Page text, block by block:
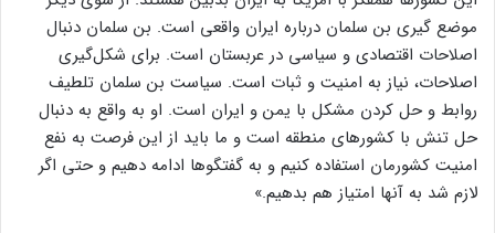
موضع گیری بن سلمان درباره ایران واقعی است. بن سلمان دنبال
اصلاحات اقتصادی و سیاسی در عربستان است. برای شکل‌گیری
اصلاحات، نیاز به امنیت و ثبات است. سیاست بن سلمان تلطیف
روابط و حل کردن مشکل با یمن و ایران است. او به واقع به دنبال
حل تنش با کشورهای منطقه است و ما باید از این فرصت به نفع
امنیت کشورمان استفاده کنیم و به گفتگوها ادامه دهیم و حتی اگر
لازم شد به آنها امتیاز هم بدهیم.»